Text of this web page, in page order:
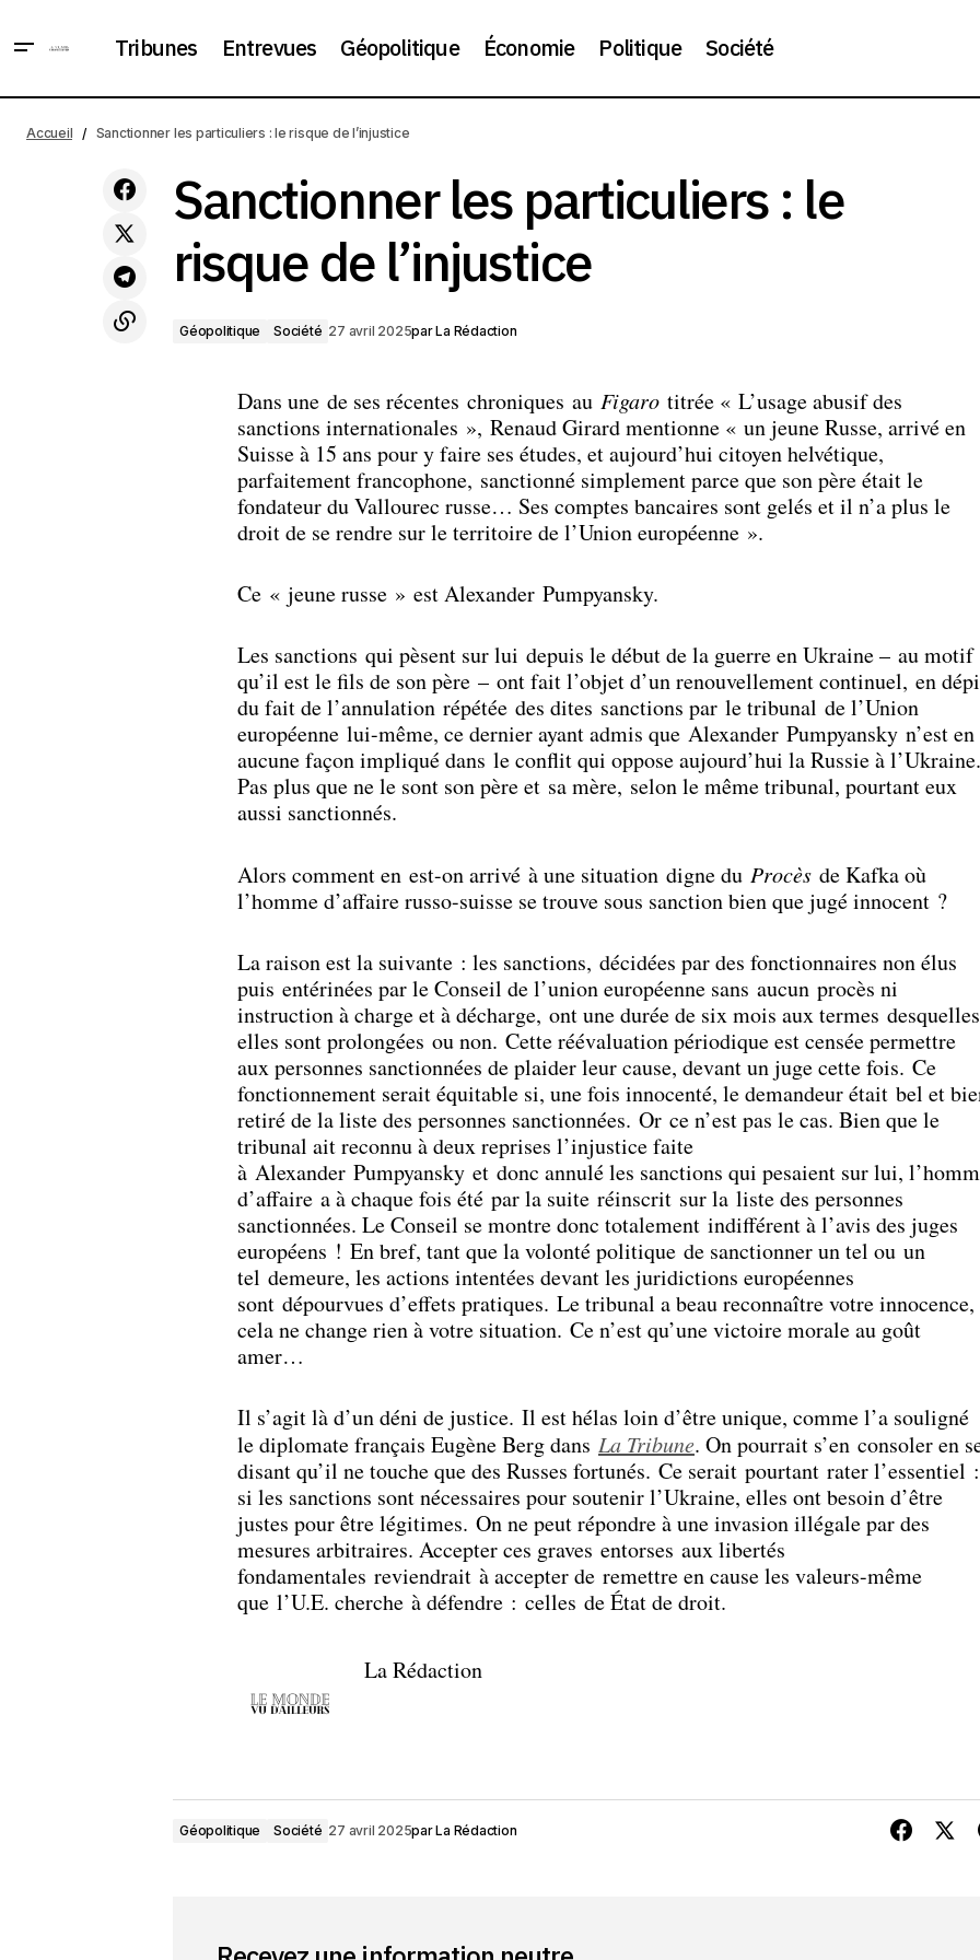
Tribunes Entrevues Géopolitique Économie Politique Société
arrêté après une condamnation pour
Accueil Sanctionner les particuliers : le risque de l’injustice
Sanctionner les particuliers : le
risque de l’injustice
Géopolitique Société 27 avril 2025parLa Rédaction
Dans une de ses récentes chroniques au Figaro titrée « L’usage abusif des
sanctions internationales », Renaud Girard mentionne « un jeune Russe, arrivé en
Suisse à 15 ans pour y faire ses études, et aujourd’hui citoyen helvétique,
parfaitement francophone, sanctionné simplement parce que son père était le
fondateur du Vallourec russe… Ses comptes bancaires sont gelés et il n’a plus le
droit de se rendre sur le territoire de l’Union européenne ».
Ce « jeune russe » est Alexander Pumpyansky.
Les sanctions qui pèsent sur lui depuis le début de la guerre en Ukraine – au motif
qu’il est le fils de son père – ont fait l’objet d’un renouvellement continuel, en
du fait de l’annulation répétée des dites sanctions par le tribunal de l’Union
européenne lui-même, ce dernier ayant admis que Alexander Pumpyansky n’est en
aucune façon impliqué dans le conflit qui oppose aujourd’hui la Russie à l’Ukraine.
Pas plus que ne le sont son père et sa mère, selon le même tribunal, pourtant eux
aussi sanctionnés.
Alors comment en est-on arrivé à une situation digne du Procès de Kafka où
l’homme d’affaire russo-suisse se trouve sous sanction bien que jugé innocent ?
La raison est la suivante : les sanctions, décidées par des fonctionnaires non élus
puis entérinées par le Conseil de l’union européenne sans aucun procès ni
instruction à charge et à décharge, ont une durée de six mois aux termes desquelles
elles sont prolongées ou non. Cette réévaluation périodique est censée permettre
aux personnes sanctionnées de plaider leur cause, devant un juge cette fois. Ce
fonctionnement serait équitable si, une fois innocenté, le demandeur était bel et
retiré de la liste des personnes sanctionnées. Or ce n’est pas le cas. Bien que le
tribunal ait reconnu à deux reprises l’injustice faite
à Alexander Pumpyansky et donc annulé les sanctions qui pesaient sur lui,
d’affaire a à chaque fois été par la suite réinscrit sur la liste des personnes
sanctionnées. Le Conseil se montre donc totalement indifférent à l’avis des juges
européens ! En bref, tant que la volonté politique de sanctionner un tel ou un
tel demeure, les actions intentées devant les juridictions européennes
sont dépourvues d’effets pratiques. Le tribunal a beau reconnaître votre innocence,
cela ne change rien à votre situation. Ce n’est qu’une victoire morale au goût
amer…
Il s’agit là d’un déni de justice. Il est hélas loin d’être unique, comme l’a souligné
le diplomate français Eugène Berg dans La Tribune. On pourrait s’en consoler en
disant qu’il ne touche que des Russes fortunés. Ce serait pourtant rater l’essentiel :
si les sanctions sont nécessaires pour soutenir l’Ukraine, elles ont besoin d’être
justes pour être légitimes. On ne peut répondre à une invasion illégale par des
mesures arbitraires. Accepter ces graves entorses aux libertés
fondamentales reviendrait à accepter de remettre en cause les valeurs-même
que l’U.E. cherche à défendre : celles de État de droit.
La Rédaction
Géopolitique Société 27 avril 2025parLa Rédaction